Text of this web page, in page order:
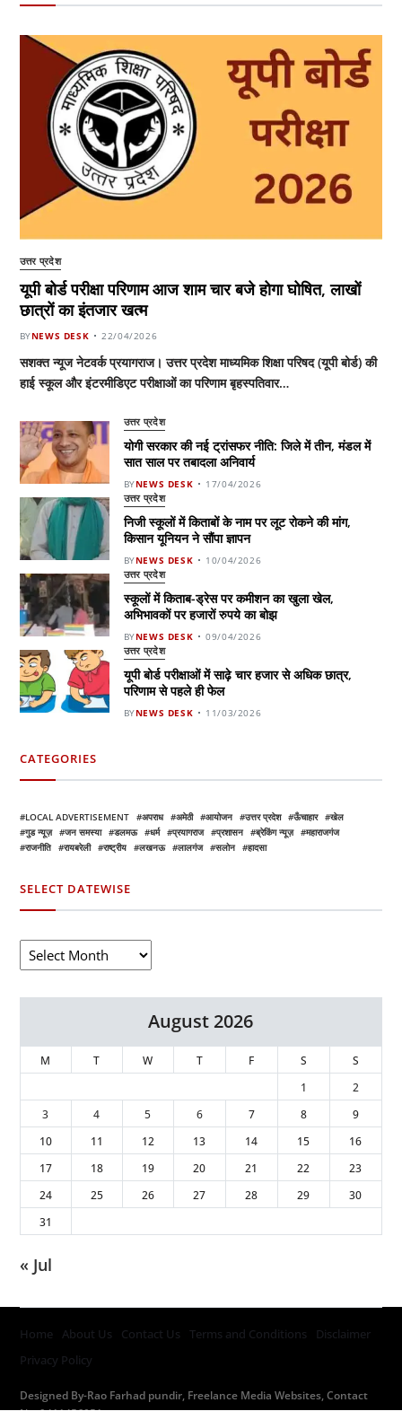
उत्तर प्रदेश
यूपी बोर्ड परीक्षा परिणाम आज शाम चार बजे होगा घोषित, लाखों
छात्रों का इंतजार खत्म
BYNEWS DESK 22/04/2026
सशक्त न्यूज नेटवर्क प्रयागराज। उत्तर प्रदेश माध्यमिक शिक्षा परिषद (यूपी बोर्ड) की
हाई स्कूल और इंटरमीडिएट परीक्षाओं का परिणाम बृहस्पतिवार…
उत्तर प्रदेश
योगी सरकार की नई ट्रांसफर नीति: जिले में तीन, मंडल में
सात साल पर तबादला अनिवार्य
BYNEWS DESK 17/04/2026
उत्तर प्रदेश
निजी स्कूलों में किताबों के नाम पर लूट रोकने की मांग,
किसान यूनियन ने सौंपा ज्ञापन
BYNEWS DESK 10/04/2026
उत्तर प्रदेश
स्कूलों में किताब-ड्रेस पर कमीशन का खुला खेल,
अभिभावकों पर हजारों रुपये का बोझ
BYNEWS DESK 09/04/2026
उत्तर प्रदेश
यूपी बोर्ड परीक्षाओं में साढ़े चार हजार से अधिक छात्र,
परिणाम से पहले ही फेल
BYNEWS DESK 11/03/2026
CATEGORIES
LOCAL ADVERTISEMENT अपराध अमेठी आयोजन उत्तर प्रदेश ऊँचाहार
खेल
गुड न्यूज़
जन समस्या डलमऊ धर्म प्रयागराज प्रशासन ब्रेकिंग न्यूज़
महाराजगंज
राजनीति
रायबरेली राष्ट्रीय लखनऊ लालगंज सलोन हादसा
SELECT DATEWISE
August 2026
M T W T F S
S
1
2
3
4 5 6 7 8
9
10
11 12 13 14 15
16
17
18 19 20 21 22
23
24
25 26 27 28 29
30
31
« Jul
Designed By-Rao Farhad pundir, Freelance Media Websites, Contact
No. 9411456051
Home About Us Contact Us Terms and Conditions
Disclaimer
Privacy Policy